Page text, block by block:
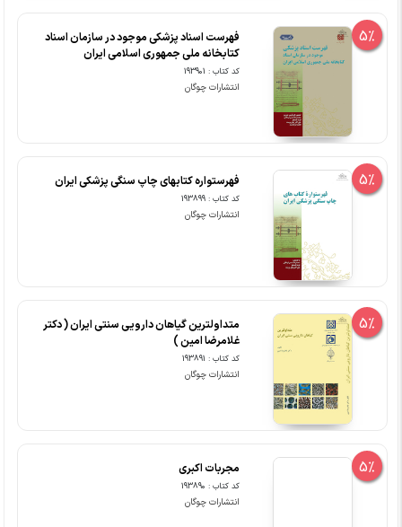
5%
فهرست اسناد پزشکی موجود در سازمان اسناد
کتابخانه ملی جمهوری اسلامی ایران
کد کتاب : 193901
انتشارات چوگان
5% فهرستواره کتابهای چاپ سنگی پزشکی ایران
کد کتاب : 193899
انتشارات چوگان
5%
متداولترین گیاهان دارویی سنتی ایران ( دکتر
غلامرضا امین )
کد کتاب : 193891
انتشارات چوگان
5% مجربات اکبری
کد کتاب : 193890
انتشارات چوگان